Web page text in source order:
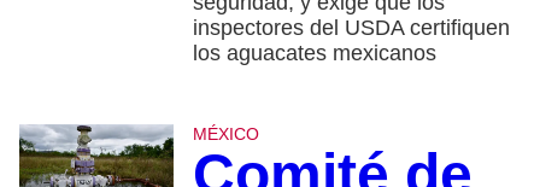
inspectores del USDA certifiquen
los aguacates mexicanos
MÉXICO